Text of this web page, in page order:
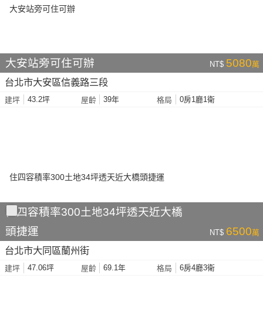
大安站旁可住可辦 NT$ 5080萬
台北市大安區信義路三段
建坪 43.2坪 屋齡 39年 格局 0房1廳1衛
住四容積率300土地34坪透天近大橋
頭捷運
NT$ 6500萬
台北市大同區蘭州街
建坪 47.06坪 屋齡 69.1年 格局 6房4廳3衛